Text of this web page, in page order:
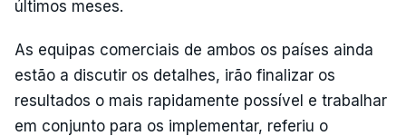
últimos meses.
As equipas comerciais de ambos os países ainda
estão a discutir os detalhes, irão finalizar os
resultados o mais rapidamente possível e trabalhar
em conjunto para os implementar, referiu o